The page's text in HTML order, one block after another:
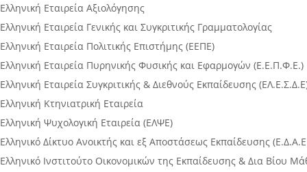
Ελληνική Εταιρεία Αξιολόγησης
Ελληνική Εταιρεία Γενικής και Συγκριτικής Γραμματολογίας
Ελληνική Εταιρεία Πολιτικής Επιστήμης (ΕΕΠΕ)
Ελληνική Εταιρεία Πυρηνικής Φυσικής και Εφαρμογών (Ε.Ε.Π.Φ.Ε.)
Ελληνική Εταιρεία Συγκριτικής & Διεθνούς Εκπαίδευσης
Ελληνική Κτηνιατρική Εταιρεία
Ελληνική Ψυχολογική Εταιρεία (ΕΛΨΕ)
Ελληνικό Δίκτυο Ανοικτής και εξ Αποστάσεως Εκπαίδευσης
Ελληνικό Ινστιτούτο Οικονομικών της Εκπαίδευσης & Δια Βίου